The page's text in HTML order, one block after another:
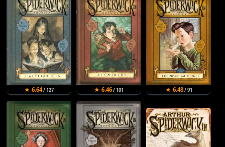
★ 6.64/ 127 ★ 6.46/ 101 ★ 6.48/ 91